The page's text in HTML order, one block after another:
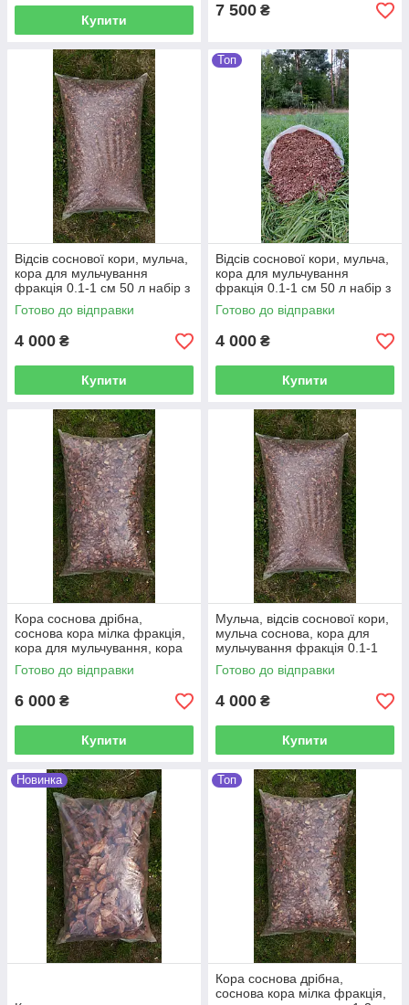
Купити
7 500 ₴
Відсів соснової кори, мульча,
кора для мульчування
фракція 0.1-1 см 50 л набір з
50-ти мішків
Готово до відправки
4 000 ₴
Купити
Топ
Відсів соснової кори, мульча,
кора для мульчування
фракція 0.1-1 см 50 л набір з
50-ти мішків
Готово до відправки
4 000 ₴
Купити
Кора соснова дрібна,
соснова кора мілка фракція,
кора для мульчування, кора
для саду 50 л набір 50 мішків
Готово до відправки
6 000 ₴
Купити
Мульча, відсів соснової кори,
мульча соснова, кора для
мульчування фракція 0.1-1
см 50 л набір з 50-ти мішків
Готово до відправки
4 000 ₴
Купити
Новинка Топ
Кора соснова дрібна,
соснова кора мілка фракція,